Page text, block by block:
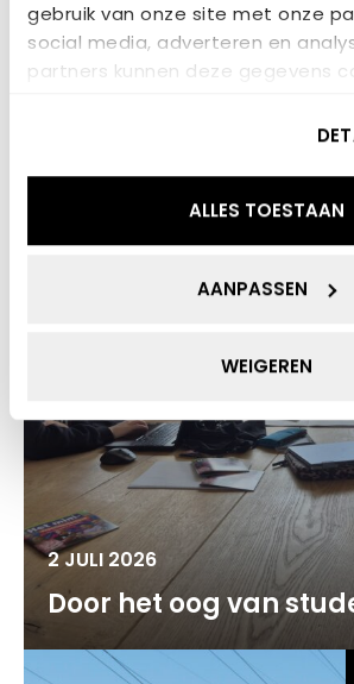
gebruik van onze site met onze
social media, adverteren en
partners kunnen deze gegevens
die ze hebben verzameld op
ALLES TOESTAAN
AANPASSEN
WEIGEREN
UNLOCK Shares Policy
Innovation
2 JULI 2026
Door het oog van